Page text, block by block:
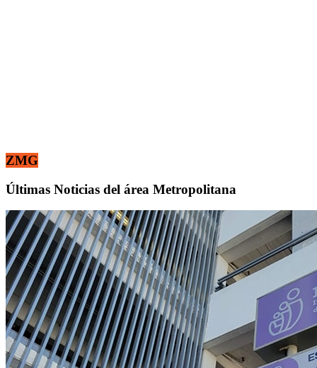
ZMG
Últimas Noticias del área Metropolitana